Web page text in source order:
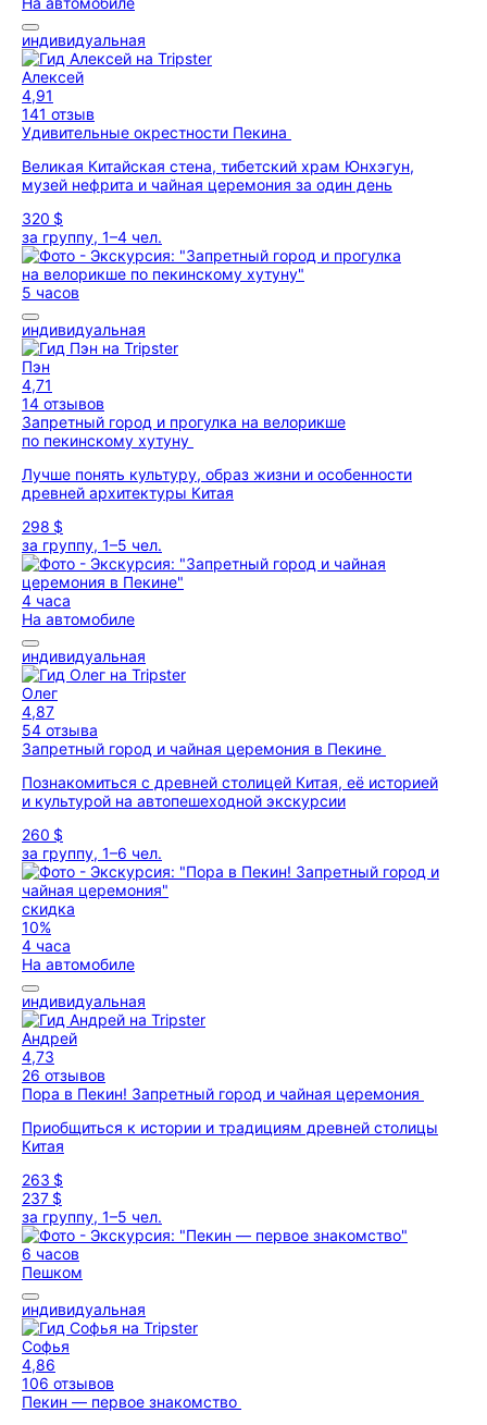
индивидуальная
Алексей
4,91
141 отзыв
Удивительные окрестности Пекина
Великая Китайская стена, тибетский храм Юнхэгун,
музей нефрита и чайная церемония за один день
320 $
за группу, 1–4 чел.
5 часов
индивидуальная
Пэн
4,71
14 отзывов
Запретный город и прогулка на велорикше
по пекинскому хутуну
Лучше понять культуру, образ жизни и особенности
древней архитектуры Китая
298 $
за группу, 1–5 чел.
4 часа
На автомобиле
индивидуальная
Олег
4,87
54 отзыва
Запретный город и чайная церемония в Пекине
Познакомиться с древней столицей Китая, её историей
и культурой на автопешеходной экскурсии
260 $
за группу, 1–6 чел.
скидка
10%
4 часа
На автомобиле
индивидуальная
Андрей
4,73
26 отзывов
Пора в Пекин! Запретный город и чайная церемония
Приобщиться к истории и традициям древней столицы
Китая
263 $
237 $
за группу, 1–5 чел.
6 часов
Пешком
индивидуальная
Софья
4,86
106 отзывов
Пекин — первое знакомство